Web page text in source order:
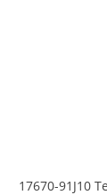
17670-91J10